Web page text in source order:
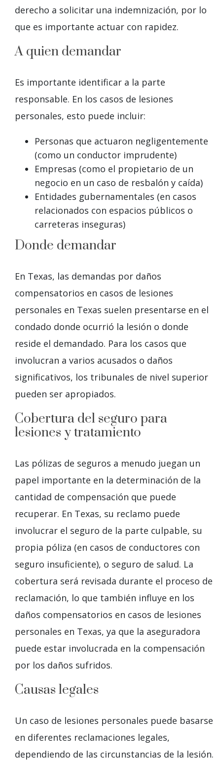
derecho a solicitar una indemnización, por lo
que es importante actuar con rapidez.
A quien demandar
Es importante identificar a la parte
responsable. En los casos de lesiones
personales, esto puede incluir:
Personas que actuaron negligentemente
(como un conductor imprudente)
Empresas (como el propietario de un
negocio en un caso de resbalón y caída)
Entidades gubernamentales (en casos
relacionados con espacios públicos o
carreteras inseguras)
Donde demandar
En Texas, las demandas por daños
compensatorios en casos de lesiones
personales en Texas suelen presentarse en el
condado donde ocurrió la lesión o donde
reside el demandado. Para los casos que
involucran a varios acusados o daños
significativos, los tribunales de nivel superior
pueden ser apropiados.
Cobertura del seguro para
lesiones y tratamiento
Las pólizas de seguros a menudo juegan un
papel importante en la determinación de la
cantidad de compensación que puede
recuperar. En Texas, su reclamo puede
involucrar el seguro de la parte culpable, su
propia póliza (en casos de conductores con
seguro insuficiente), o seguro de salud. La
cobertura será revisada durante el proceso de
reclamación, lo que también influye en los
daños compensatorios en casos de lesiones
personales en Texas, ya que la aseguradora
puede estar involucrada en la compensación
por los daños sufridos.
Causas legales
Un caso de lesiones personales puede basarse
en diferentes reclamaciones legales,
dependiendo de las circunstancias de la lesión.